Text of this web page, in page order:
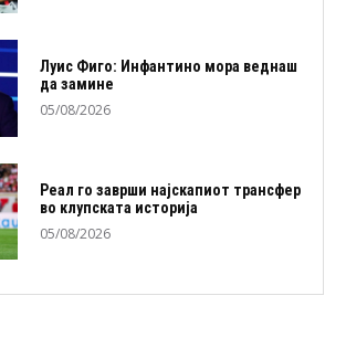
Луис Фиго: Инфантино мора веднаш
да замине
05/08/2026
Реал го заврши најскапиот трансфер
во клупската историја
05/08/2026